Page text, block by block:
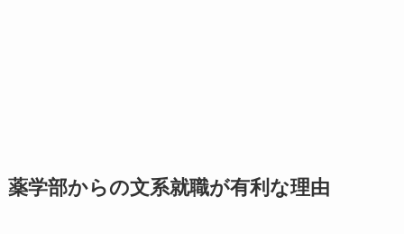
薬学部からの文系就職が有利な理由